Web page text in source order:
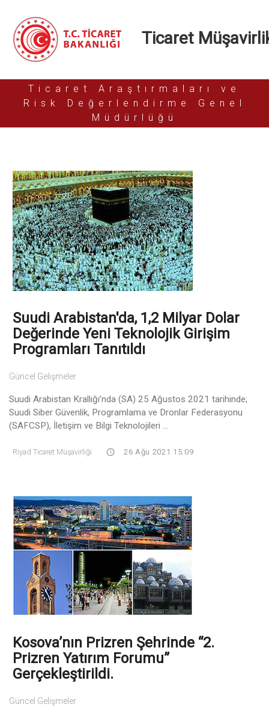
Ticaret
Ticaret Araştırmaları ve
Risk Değerlendirme Genel
Müdürlüğü
Suudi Arabistan'da, 1,2 Milyar Dolar
Değerinde Yeni Teknolojik Girişim
Programları Tanıtıldı
Güncel Gelişmeler
Suudi Arabistan Krallığı’nda (SA) 25 Ağustos 2021 tarihinde;
Suudi Siber Güvenlik, Programlama ve Dronlar Federasyonu
(SAFCSP), İletişim ve Bilgi Teknolojileri ...
Riyad Ticaret Müşavirliği 26 Ağu 2021 15:09
Kosova’nın Prizren Şehrinde “2.
Prizren Yatırım Forumu”
Gerçekleştirildi.
Güncel Gelişmeler